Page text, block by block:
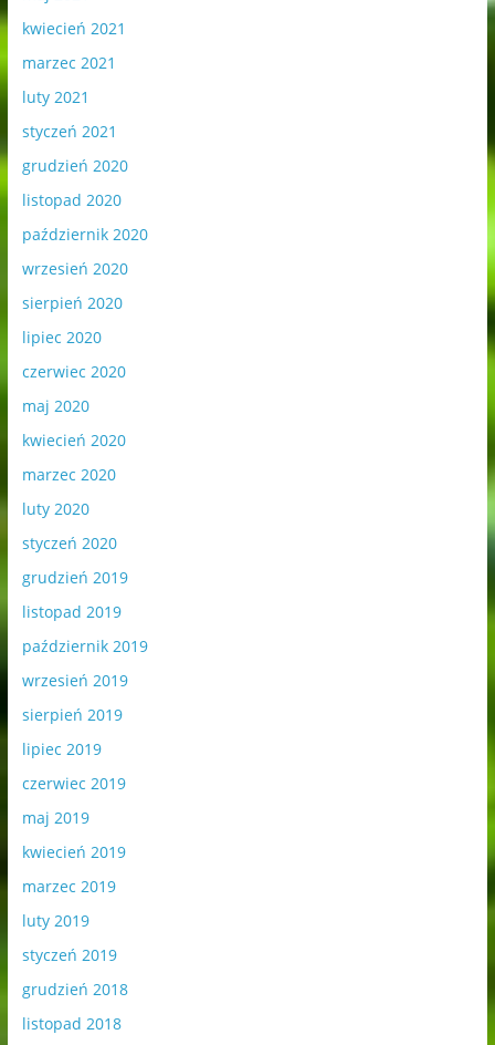
kwiecień 2021
marzec 2021
luty 2021
styczeń 2021
grudzień 2020
listopad 2020
październik 2020
wrzesień 2020
sierpień 2020
lipiec 2020
czerwiec 2020
maj 2020
kwiecień 2020
marzec 2020
luty 2020
styczeń 2020
grudzień 2019
listopad 2019
październik 2019
wrzesień 2019
sierpień 2019
lipiec 2019
czerwiec 2019
maj 2019
kwiecień 2019
marzec 2019
luty 2019
styczeń 2019
grudzień 2018
listopad 2018